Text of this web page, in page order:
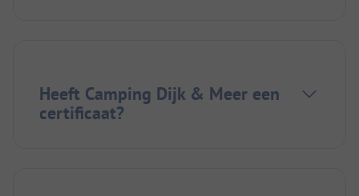
Heeft Camping Dijk & Meer een
certificaat?